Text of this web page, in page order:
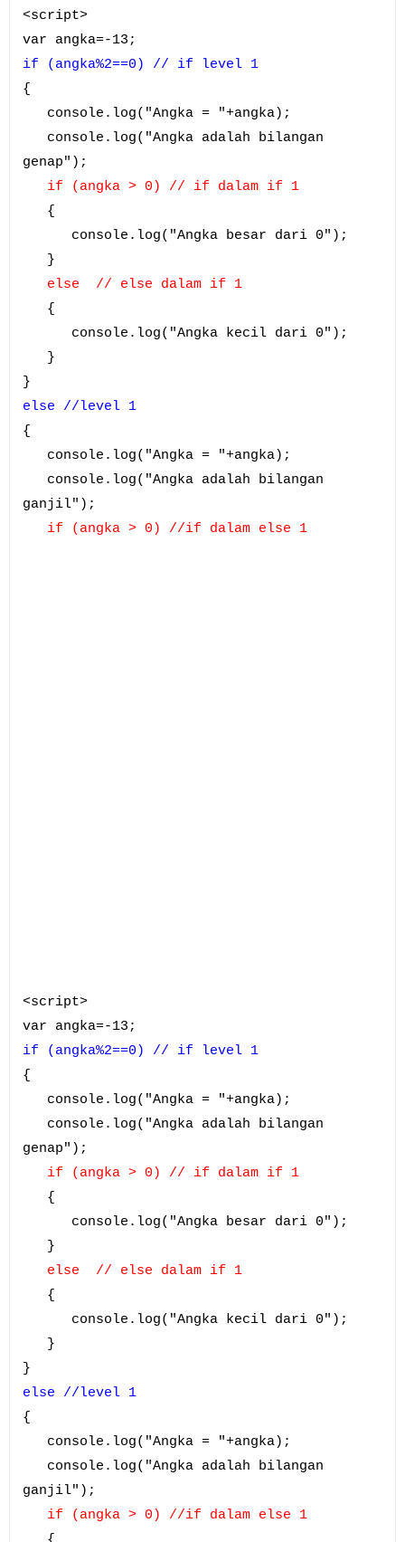
<script>
var angka=-13;
if (angka%2==0) // if level 1
{
console.log("Angka = "+angka);
console.log("Angka adalah bilangan
genap");
if (angka > 0) // if dalam if 1
{
console.log("Angka besar dari 0");
}
else // else dalam if 1
{
console.log("Angka kecil dari 0");
}
}
else //level 1
{
console.log("Angka = "+angka);
console.log("Angka adalah bilangan
ganjil");
if (angka > 0) //if dalam else 1
<script>
var angka=-13;
if (angka%2==0) // if level 1
{
console.log("Angka = "+angka);
console.log("Angka adalah bilangan
genap");
if (angka > 0) // if dalam if 1
{
console.log("Angka besar dari 0");
}
else // else dalam if 1
{
console.log("Angka kecil dari 0");
}
}
else //level 1
{
console.log("Angka = "+angka);
console.log("Angka adalah bilangan
ganjil");
if (angka > 0) //if dalam else 1